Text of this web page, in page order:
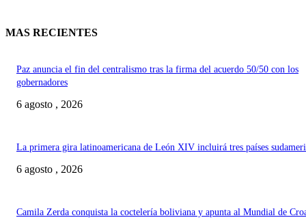
MAS RECIENTES
Paz anuncia el fin del centralismo tras la firma del acuerdo 50/50 con los
gobernadores
6 agosto , 2026
La primera gira latinoamericana de León XIV incluirá tres países
6 agosto , 2026
Camila Zerda conquista la coctelería boliviana y apunta al Mundial de